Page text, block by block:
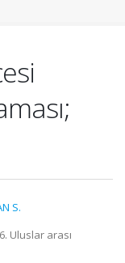
S.
Uluslar arası